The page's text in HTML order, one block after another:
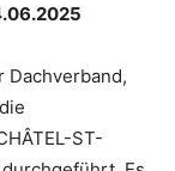
Dachverband,
ST-